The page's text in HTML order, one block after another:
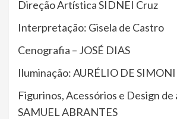
Direção Artística SIDNEI Cruz
Interpretação: Gisela de Castro
Cenografia – JOSÉ DIAS
Iluminação: AURÉLIO DE SIMONI
Figurinos, Acessórios e Design de
SAMUEL ABRANTES